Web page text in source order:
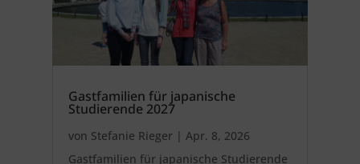
Gastfamilien für japanische
Studierende 2027
von Stefanie Rieger| Apr. 8, 2026
Gastfamilien für japanische Studierende